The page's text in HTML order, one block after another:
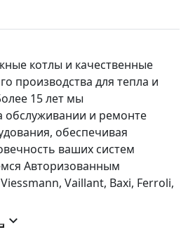
котлы и качественные
производства для тепла и
15 лет мы
обслуживании и ремонте
обеспечивая
ваших систем
Авторизованным
Vaillant, Baxi, Ferroli,